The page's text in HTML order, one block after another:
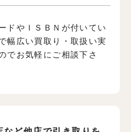
ドやＩＳＢＮが付いてい
幅広い買取り・取扱い実
でお気軽にご相談下さ